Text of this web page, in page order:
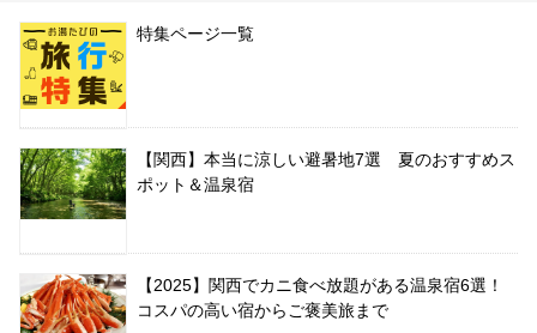
特集ページ一覧
【関西】本当に涼しい避暑地7選 夏のおすすめス
ポット＆温泉宿
【2025】関西でカニ食べ放題がある温泉宿6選！
コスパの高い宿からご褒美旅まで